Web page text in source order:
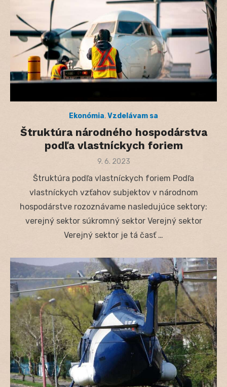
Ekonómia,Vzdelávam sa
Štruktúra národného hospodárstva
podľa vlastníckych foriem
Posted
9. 6. 2023
Štruktúra podľa vlastníckych foriem Podľa
vlastníckych vzťahov subjektov v národnom
hospodárstve rozoznávame nasledujúce sektory:
verejný sektor súkromný sektor Verejný sektor
Verejný sektor je tá časť …